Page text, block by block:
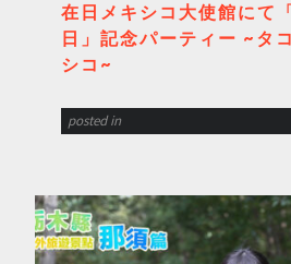
在日メキシコ大使館にて
日」記念パーティー ~タ
シコ~
posted in